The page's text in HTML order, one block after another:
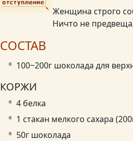
Женщина строго
Ничто не
СОСТАВ
100~200г шоколада для
КОРЖИ
4 белка
1 стакан мелкого сахара
50г шоколада